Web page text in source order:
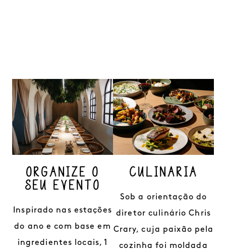
ORGANIZE O
SEU EVENTO
Inspirado nas estações
do ano e com base em
ingredientes locais, 1
CULINÁRIA
Sob a orientação do
diretor culinário Chris
Crary, cuja paixão pela
cozinha foi moldada